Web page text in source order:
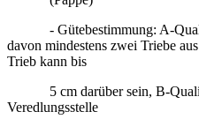
- Gütebestimmung: A-
davon mindestens zwei Triebe
Trieb kann bis
5 cm darüber sein, B-
Veredlungsstelle